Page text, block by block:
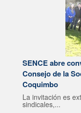
SENCE abre
Consejo de la
Coquimbo
La invitación es
sindicales,...